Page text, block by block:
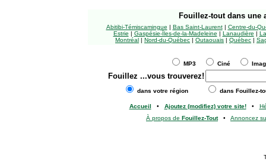
Fouillez-tout dans une
Abitibi-Témiscamingue | Bas Saint-Laurent| Centre-du-
Estrie | Gaspésie-Îles-de-la-Madeleine | Lanaudière |
Montréal | Nord-du-Québec | Outaouais | Québec |
MP3 Ciné
Fouillez ...vous trouverez!
dans votre région dans Fouillez-
Accueil • Ajoutez (modifiez) votre site!•
À propos de Fouillez-Tout• Annoncez